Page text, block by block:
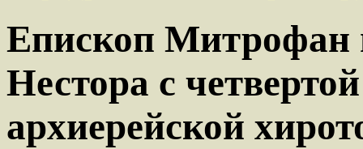
Епископ Митрофан
Нестора с
архиерейской